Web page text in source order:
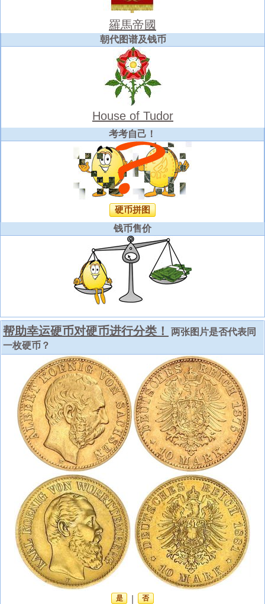
羅馬帝國
朝代图谱及钱币
House of Tudor
考考自己！
硬币拼图
钱币售价
帮助幸运硬币对硬币进行分类！
两张图片是否代表同
一枚硬币？
是 否